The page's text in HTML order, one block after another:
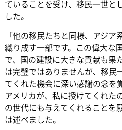
ていることを受け、移民一世と
した。
「他の移民たちと同様、アジア
織り成す一部です。この偉大な
で、国の建設に大きな貢献も果
は完璧ではありませんが、移民
てくれた機会に深い感謝の念を
アメリカが、私に授けてくれた
の世代にも与えてくれることを
は述べました。